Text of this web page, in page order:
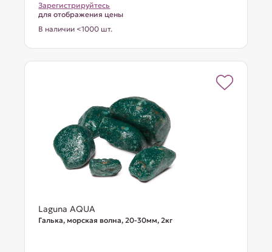
Зарегистрируйтесь
для отображения цены
В наличии <1000 шт.
Laguna AQUA
Галька, морская волна, 20-30мм, 2кг